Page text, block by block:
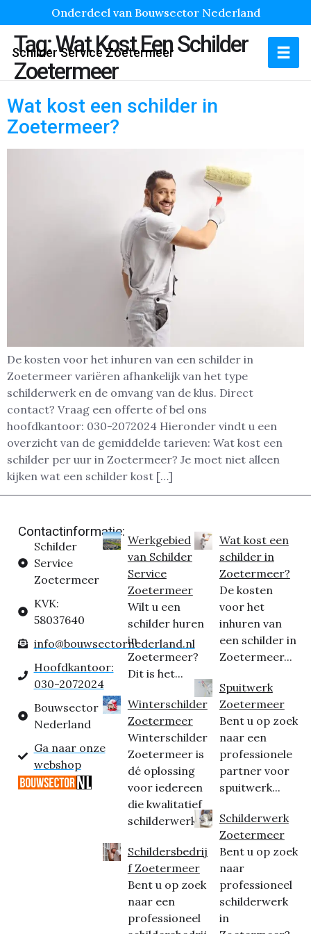
Onderdeel van Bouwsector Nederland
Schilder Service Zoetermeer
Tag:Wat Kost Een Schilder
Zoetermeer
Wat kost een schilder in
Zoetermeer?
De kosten voor het inhuren van een schilder in
Zoetermeer variëren afhankelijk van het type
schilderwerk en de omvang van de klus. Direct
contact? Vraag een offerte of bel ons
hoofdkantoor: 030-2072024 Hieronder vindt u een
overzicht van de gemiddelde tarieven: Wat kost een
schilder per uur in Zoetermeer? Je moet niet alleen
kijken wat een schilder kost […]
Contactinformatie:
Schilder
Service
Zoetermeer
KVK:
58037640
info@bouwsectornederland.nl
Hoofdkantoor:
030-2072024
Bouwsector
Nederland
Ga naar onze
webshop
Werkgebied
van Schilder
Service
Zoetermeer
Wilt u een
schilder huren
in
Zoetermeer?
Dit is het...
Winterschilder
Zoetermeer
Winterschilder
Zoetermeer is
dé oplossing
voor iedereen
die kwalitatief
schilderwerk...
Schildersbedrij
f Zoetermeer
Bent u op zoek
naar een
professioneel
Wat kost een
schilder in
Zoetermeer?
De kosten
voor het
inhuren van
een schilder in
Zoetermeer...
Spuitwerk
Zoetermeer
Bent u op zoek
naar een
professionele
partner voor
spuitwerk...
Schilderwerk
Zoetermeer
Bent u op zoek
naar
professioneel
schilderwerk
in